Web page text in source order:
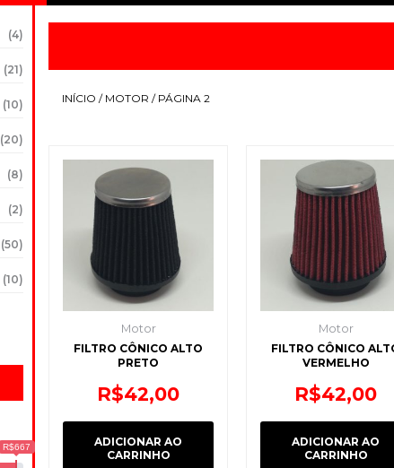
(4)
(21)
(10)
(20)
(8)
(2)
(50)
(10)
R$667
INÍCIO / MOTOR / PÁGINA 2
Motor
FILTRO CÔNICO ALTO
PRETO
R$42,00
ADICIONAR AO
CARRINHO
Motor
FILTRO CÔNICO
VERMELHO
R$42,00
ADICIONAR AO
CARRINHO